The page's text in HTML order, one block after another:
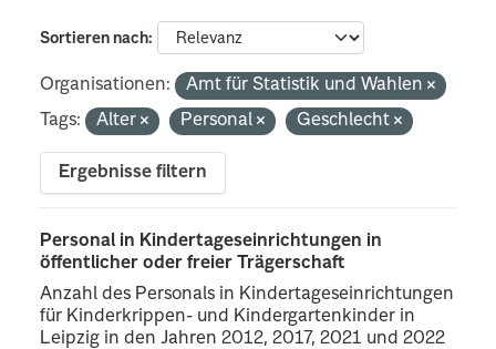
Sortieren nach
Organisationen:
Amt für Statistik und Wahlen
Tags:
Alter Personal Geschlecht
Ergebnisse filtern
Personal in Kindertageseinrichtungen in
öffentlicher oder freier Trägerschaft
Anzahl des Personals in Kindertageseinrichtungen
für Kinderkrippen- und Kindergartenkinder in
Leipzig in den Jahren 2012, 2017, 2021 und 2022